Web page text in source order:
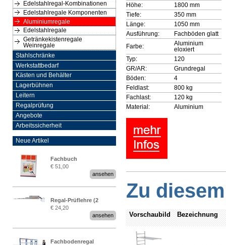
Edelstahlregal-Kombinationen
Edelstahlregale Komponenten
Aluminiumregale
Edelstahlregale
Getränkekistenregale
Weinregale
Stahlschränke
Werkstattbedarf
Kästen und Behälter
Lagerbühnen
Leitern
Regalprüfung
Angebote
Arbeitssicherheit
Neue Artikel
Fachbuch
„Regalprüfung nach DIN
€ 51,00
ansehen
Regal-Prüflehre (2
Stück)
€ 24,20
ansehen
Fachbodenregal
Höhe:
1800 mm
Tiefe:
350 mm
Länge:
1050 mm
Ausführung:
Fachböden glatt
Farbe:
Aluminium
eloxiert
Typ:
120
GR/AR:
Grundregal
Böden:
4
Feldlast:
800 kg
Fachlast:
120 kg
Material:
Aluminium
Zu
Vorschaubild Bezeichnung